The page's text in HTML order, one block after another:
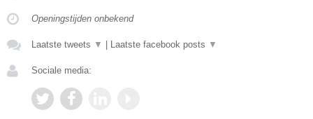
Openingstijden onbekend
Laatste tweets ▼ Laatste facebook posts ▼
Sociale media: